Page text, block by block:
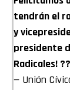
tendrán el
y
presidente
Radicales! ??
— Unión